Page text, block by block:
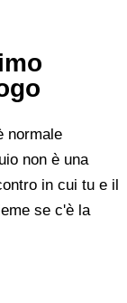
normale
non è una
in cui tu e il
se c'è la